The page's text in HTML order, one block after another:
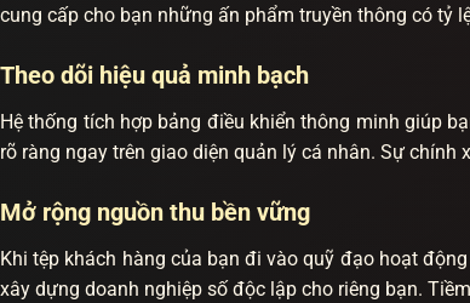
cung cấp cho bạn những ấn phẩm truyền thông có tỷ
Theo dõi hiệu quả minh bạch
Hệ thống tích hợp bảng điều khiển thông minh giúp
rõ ràng ngay trên giao diện quản lý cá nhân. Sự
Mở rộng nguồn thu bền vững
Khi tệp khách hàng của bạn đi vào quỹ đạo hoạt
xây dựng doanh nghiệp số độc lập cho riêng bạn.